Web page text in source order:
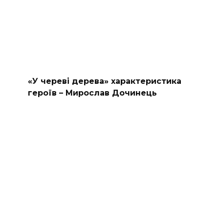
«У череві дерева» характеристика
героїв – Мирослав Дочинець